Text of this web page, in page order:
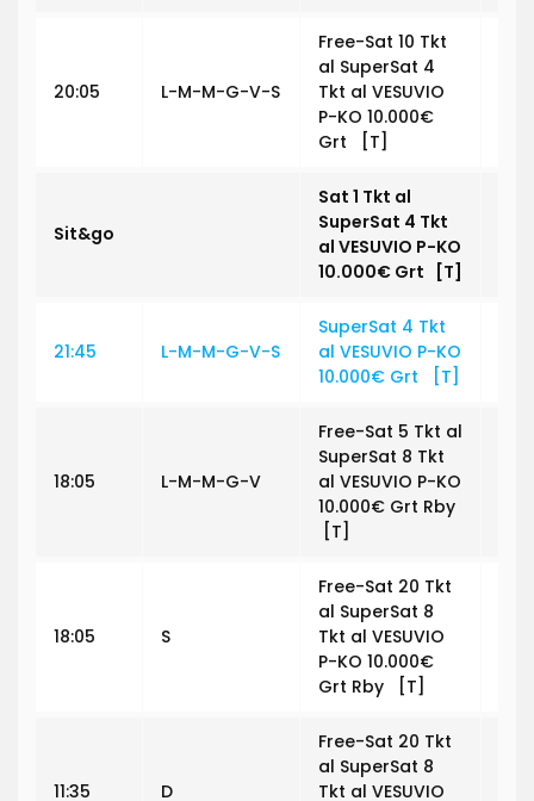
20:05 L-M-M-G-V-S
Free-Sat 10 Tkt
al SuperSat 4
Tkt al VESUVIO
P-KO 10.000€
Grt [T]
Sit&go
Sat 1 Tkt al
SuperSat 4 Tkt
al VESUVIO P-KO
10.000€ Grt [T]
21:45 L-M-M-G-V-S
SuperSat 4 Tkt
al VESUVIO P-KO
10.000€ Grt [T]
18:05 L-M-M-G-V
Free-Sat 5 Tkt al
SuperSat 8 Tkt
al VESUVIO P-KO
10.000€ Grt Rby
[T]
18:05 S
Free-Sat 20 Tkt
al SuperSat 8
Tkt al VESUVIO
P-KO 10.000€
Grt Rby [T]
11:35 D
Free-Sat 20 Tkt
al SuperSat 8
Tkt al VESUVIO